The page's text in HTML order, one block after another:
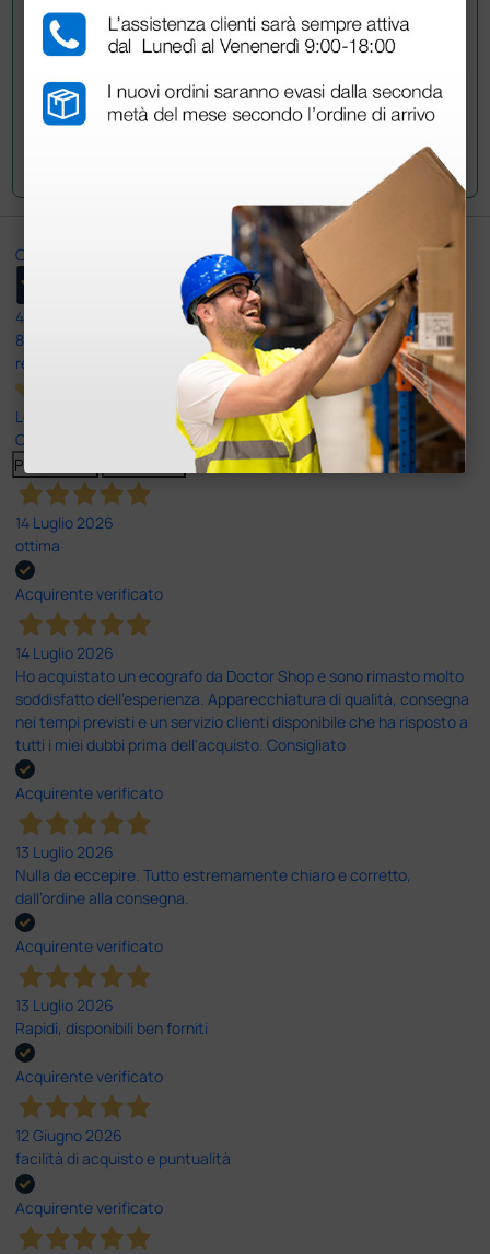
Ottimo
4,6
8.330
recensioni
Le nostre recensioni a 4 e 5 stelle.
Clicca qui per leggerle tutte >
Precedente
14 Luglio 2026
ottima
Acquirente verificato
14 Luglio 2026
Ho acquistato un ecografo da Doctor Shop e sono rimasto molto
soddisfatto dell'esperienza. Apparecchiatura di qualità, consegna
nei tempi previsti e un servizio clienti disponibile che ha risposto a
tutti i miei dubbi prima dell'acquisto. Consigliato
Acquirente verificato
13 Luglio 2026
Nulla da eccepire. Tutto estremamente chiaro e corretto,
dall’ordine alla consegna.
Acquirente verificato
13 Luglio 2026
Rapidi, disponibili ben forniti
Acquirente verificato
12 Giugno 2026
facilità di acquisto e puntualità
Acquirente verificato